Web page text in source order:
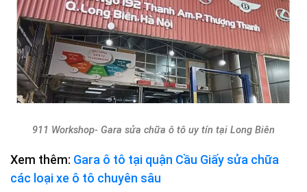
911 Workshop- Gara sửa chữa ô tô uy tín tại Long Biên
Xem thêm: Gara ô tô tại quận Cầu Giấy sửa chữa
các loại xe ô tô chuyên sâu